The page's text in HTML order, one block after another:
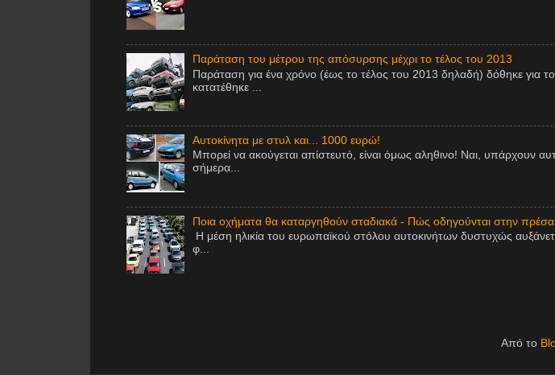
Παράταση του μέτρου της απόσυρσης μέχρι το τέλος του 2013
Παράταση για ένα χρόνο (έως το τέλος του 2013 δηλαδή) δόθηκε
κατατέθηκε ...
Αυτοκίνητα με στυλ και... 1000 ευρώ!
Μπορεί να ακούγεται απίστευτό, είναι όμως αληθινο! Ναι, υπάρχουν
σήμερα...
Ποια οχήματα θα καταργηθούν σταδιακά - Πώς οδηγούνται στην πρέσα
Η μέση ηλικία του ευρωπαϊκού στόλου αυτοκινήτων δυστυχώς
φ...
Από το